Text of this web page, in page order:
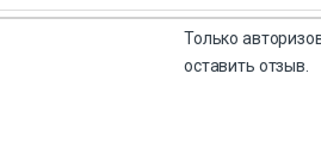
Только
оставить отзыв.